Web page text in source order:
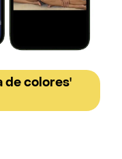
de colores'